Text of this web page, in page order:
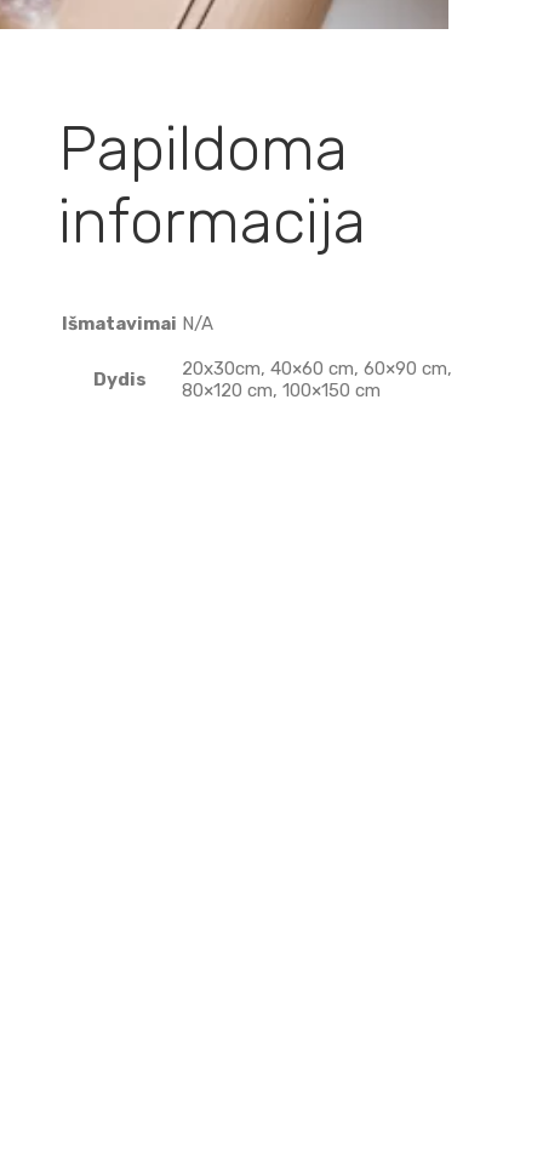
Papildoma
informacija
Išmatavimai N/A
Dydis
20x30cm, 40×60 cm, 60×90 cm,
80×120 cm, 100×150 cm